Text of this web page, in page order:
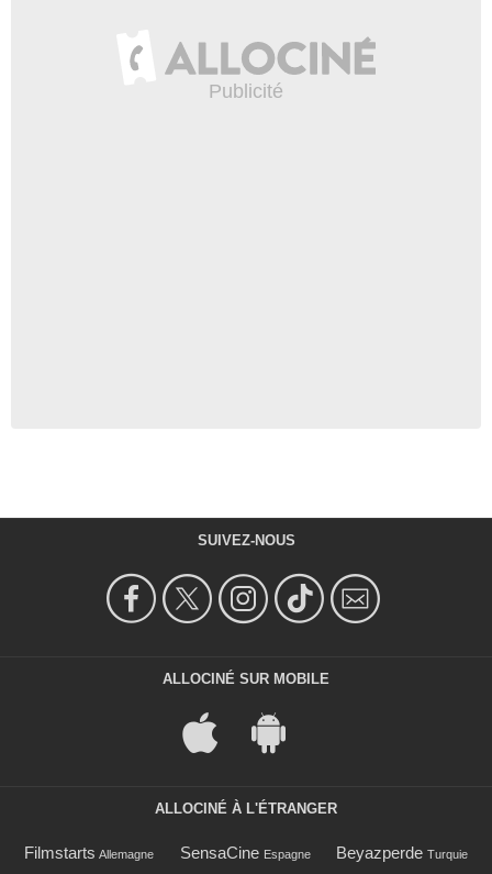
SUIVEZ-NOUS
ALLOCINÉ SUR MOBILE
ALLOCINÉ À L'ÉTRANGER
Filmstarts Allemagne SensaCine Espagne Beyazperde Turquie